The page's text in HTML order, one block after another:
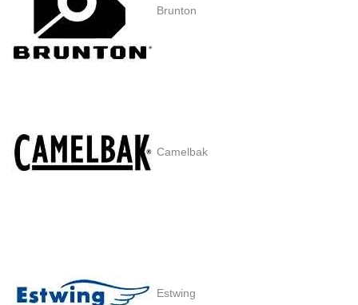
Brunton
Camelbak
Estwing